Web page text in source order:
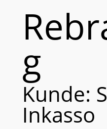
g
Kunde:
Inkasso